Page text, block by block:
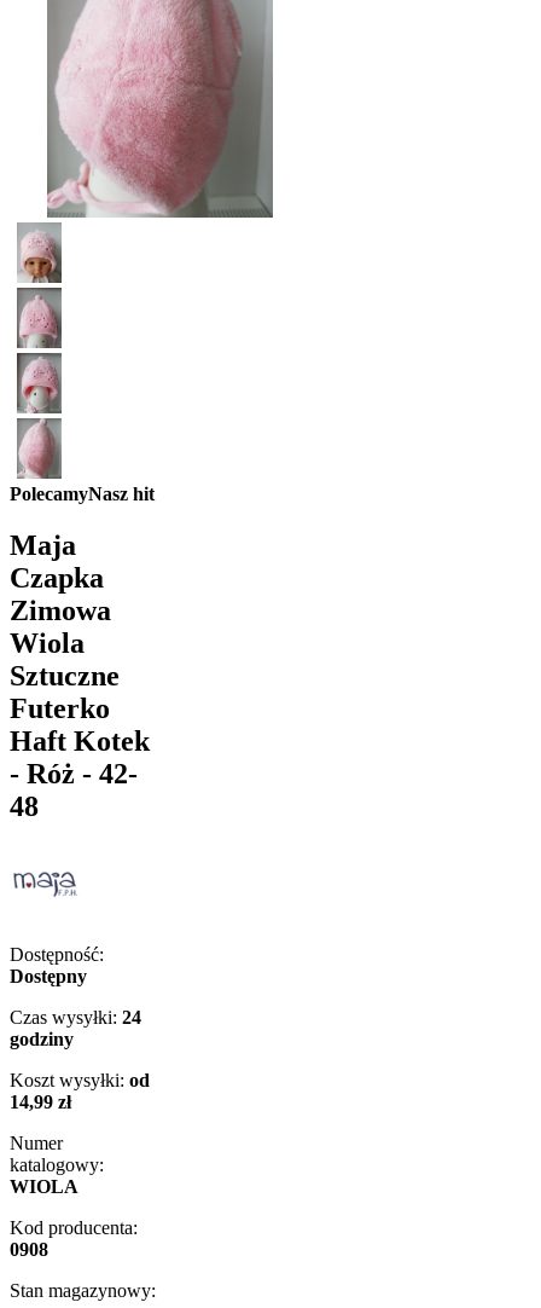
PolecamyNasz hit
Maja
Czapka
Zimowa
Wiola
Sztuczne
Futerko
Haft Kotek
- Róż - 42-
48
Dostępność:
Dostępny
Czas wysyłki: 24
godziny
Koszt wysyłki: od
14,99 zł
Numer
katalogowy:
WIOLA
Kod producenta:
0908
Stan magazynowy: